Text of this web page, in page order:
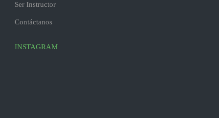
Ser Instructor
Contáctanos
INSTAGRAM